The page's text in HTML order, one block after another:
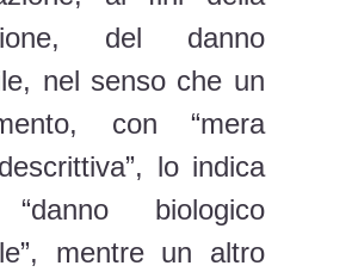
del danno
nel senso che un
con “mera
lo indica
biologico
mentre un altro